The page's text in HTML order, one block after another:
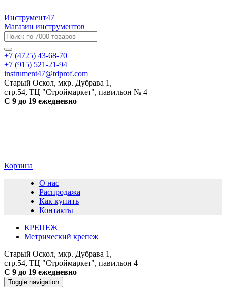
Инструмент47
Магазин инструментов
+7 (4725) 43-68-70
+7 (915) 521-21-94
instrument47@tdprof.com
Старый Оскол, мкр. Дубрава 1,
стр.54, ТЦ "Строймаркет", павильон № 4
С 9 до 19 ежедневно
Корзина
О нас
Распродажа
Как купить
Контакты
КРЕПЕЖ
Метрический крепеж
Старый Оскол, мкр. Дубрава 1,
стр.54, ТЦ "Строймаркет", павильон 4
С 9 до 19 ежедневно
Toggle navigation